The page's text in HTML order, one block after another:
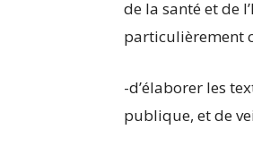
de la santé et de
particulièrement
-d’élaborer les
publique, et de